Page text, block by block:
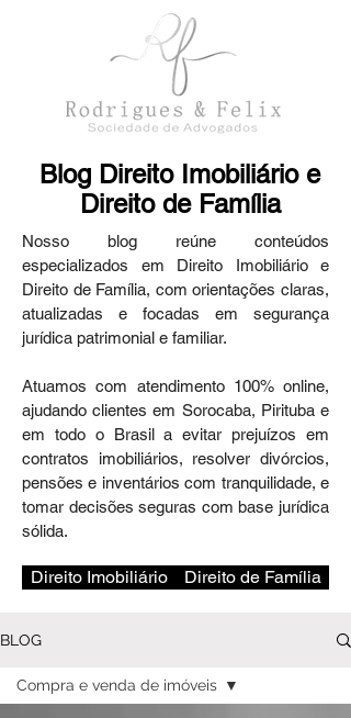
Blog Direito Imobiliário e
Direito de Família
Nosso blog reúne conteúdos
especializados em Direito Imobiliário e
Direito de Família, com orientações claras,
atualizadas e focadas em segurança
jurídica patrimonial e familiar.
Atuamos com atendimento 100% online,
ajudando clientes em Sorocaba, Pirituba e
em todo o Brasil a evitar prejuízos em
contratos imobiliários, resolver divórcios,
pensões e inventários com tranquilidade, e
tomar decisões seguras com base jurídica
sólida.
Direito Imobiliário Direito de Família
BLOG
Compra e venda de imóveis